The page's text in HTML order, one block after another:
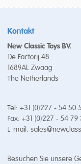
Kontakt
New Classic Toys BV.
De Factorij 48
1689AL Zwaag
The Netherlands
Tel: +31 (0)227 - 54 50
Fax: +31 (0)227 - 54 79
E-mail:
Besuchen Sie unsere